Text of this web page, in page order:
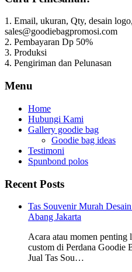
1. Email, ukuran, Qty, desain
sales@goodiebagpromosi.com
2. Pembayaran Dp 50%
3. Produksi
4. Pengiriman dan Pelunasan
Menu
Home
Hubungi Kami
Gallery goodie bag
Goodie bag ideas
Testimoni
Spunbond polos
Recent Posts
Tas Souvenir Murah
Abang Jakarta
Acara atau momen penting
custom di Perdana Goodie
Jual Tas Sou…